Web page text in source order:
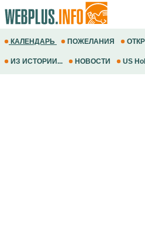
КАЛЕНДАРЬ ПОЖЕЛАНИЯ
ИЗ ИСТОРИИ... НОВОСТИ US